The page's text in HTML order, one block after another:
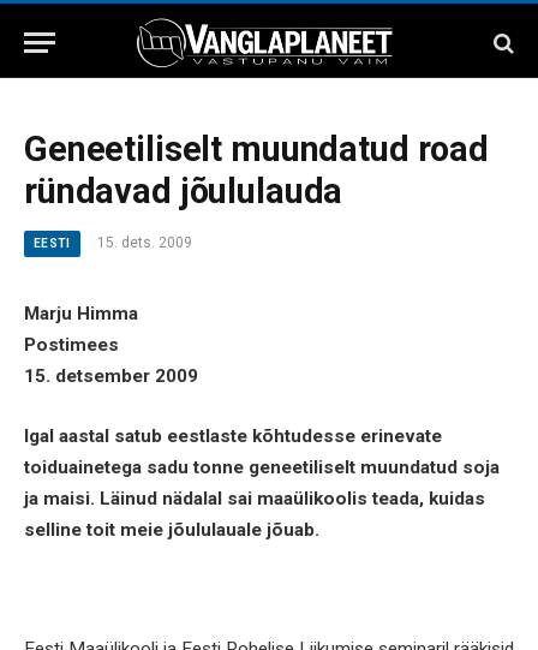
Geneetiliselt muundatud road
ründavad jõululauda
EESTI 15. dets. 2009
Marju Himma
Postimees
15. detsember 2009
Igal aastal satub eestlaste kõhtudesse erinevate
toiduainetega sadu tonne geneetiliselt muundatud soja
ja maisi. Läinud nädalal sai maaülikoolis teada, kuidas
selline toit meie jõululauale jõuab.